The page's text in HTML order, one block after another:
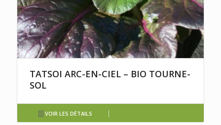
TATSOI ARC-EN-CIEL – BIO TOURNE-
SOL
VOIR LES DÉTAILS